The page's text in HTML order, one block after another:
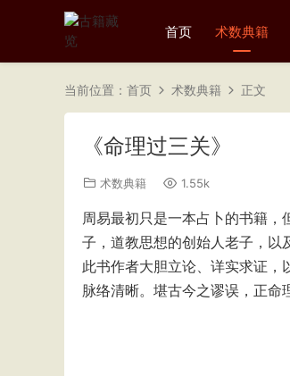
首页 术数典籍
当前位置： 首页 术数典籍 正文
《命理过三关》
术数典籍 1.55k
周易最初只是一本占卜的书籍
子，道教思想的创始人老子，以
此书作者大胆立论、详实求证，
脉络清晰。堪古今之谬误，正命